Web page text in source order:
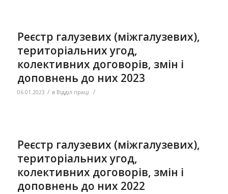
Реєстр галузевих (міжгалузевих),
територіальних угод,
колективних договорів, змін і
доповнень до них 2023
06.01.2023 / в Відділ праці /
Реєстр галузевих (міжгалузевих),
територіальних угод,
колективних договорів, змін і
доповнень до них 2022